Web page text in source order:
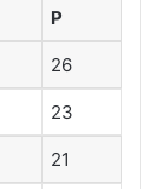
P
26
23
21